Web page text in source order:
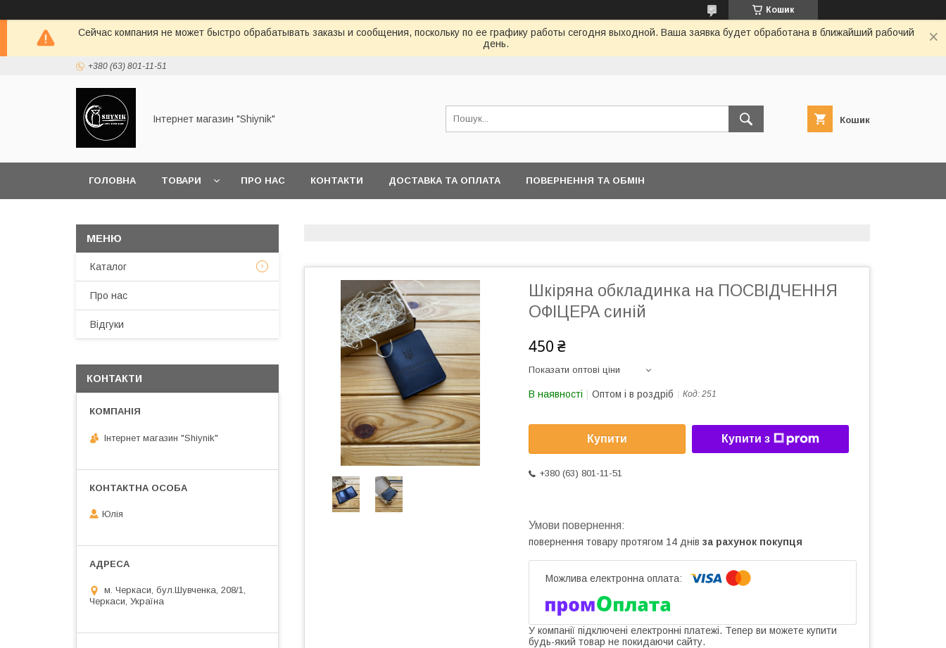
Кошик
Сейчас компания не может быстро обрабатывать заказы и сообщения, поскольку по ее графику работы сегодня выходной. Ваша заявка будет обработана в ближайший рабочий
день.
+380 (63) 801-11-51
Інтернет магазин "Shiynik" Кошик
ГОЛОВНА ТОВАРИ ПРО НАС КОНТАКТИ ДОСТАВКА ТА ОПЛАТА ПОВЕРНЕННЯ ТА ОБМІН
Шкіряна обкладинка на ПОСВІДЧЕННЯ
ОФІЦЕРА синій
450 ₴
Показати оптові ціни
В наявності Оптом і в роздріб Код: 251
Купити Купити з
+380 (63) 801-11-51
повернення товару протягом 14 днів за рахунок покупця
У компанії підключені електронні платежі. Тепер ви можете купити
будь-який товар не покидаючи сайту.
Каталог
Про нас
Відгуки
КОНТАКТИ
Інтернет магазин "Shiynik"
Юлія
м. Черкаси, бул.Шувченка, 208/1,
Черкаси, Україна